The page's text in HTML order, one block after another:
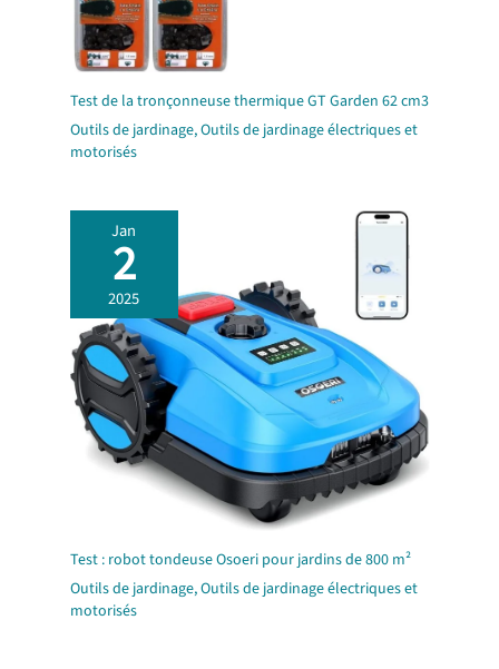
Test de la tronçonneuse thermique GT Garden 62 cm3
Outils de jardinage,Outils de jardinage électriques et
motorisés
Jan
2
2025
Test : robot tondeuse Osoeri pour jardins de 800 m²
Outils de jardinage,Outils de jardinage électriques et
motorisés